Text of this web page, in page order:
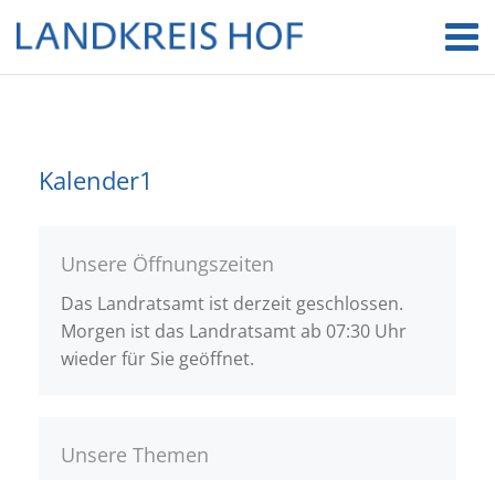
Kalender1
Unsere Öffnungszeiten
Das Landratsamt ist derzeit geschlossen.
Morgen ist das Landratsamt ab 07:30 Uhr
wieder für Sie geöffnet.
Unsere Themen